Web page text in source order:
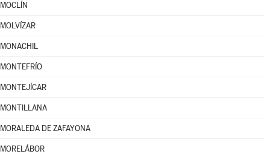
MOCLÍN
MOLVÍZAR
MONACHIL
MONTEFRÍO
MONTEJÍCAR
MONTILLANA
MORALEDA DE ZAFAYONA
MORELÁBOR